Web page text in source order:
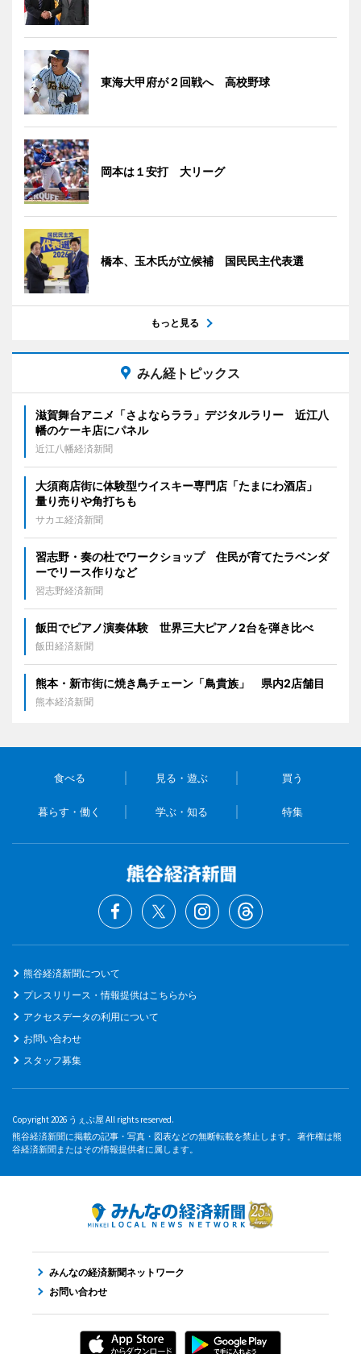
東海大甲府が２回戦へ 高校野球
岡本は１安打 大リーグ
橋本、玉木氏が立候補 国民民主代表選
もっと見る
みん経トピックス
滋賀舞台アニメ「さよならララ」デジタルラリー 近江八
幡のケーキ店にパネル
近江八幡経済新聞
大須商店街に体験型ウイスキー専門店「たまにわ酒店」
量り売りや角打ちも
サカエ経済新聞
習志野・奏の杜でワークショップ 住民が育てたラベンダ
ーでリース作りなど
習志野経済新聞
飯田でピアノ演奏体験 世界三大ピアノ2台を弾き比べ
飯田経済新聞
熊本・新市街に焼き鳥チェーン「鳥貴族」 県内2店舗目
熊本経済新聞
食べる 見る・遊ぶ 買う
暮らす・働く 学ぶ・知る 特集
熊谷経済新聞について
プレスリリース・情報提供はこちらから
アクセスデータの利用について
お問い合わせ
スタッフ募集
Copyright 2026 うぇぶ屋 All rights reserved.
熊谷経済新聞に掲載の記事・写真・図表などの無断転載を禁止します。 著作権は熊
谷経済新聞またはその情報提供者に属します。
みんなの経済新聞ネットワーク
お問い合わせ